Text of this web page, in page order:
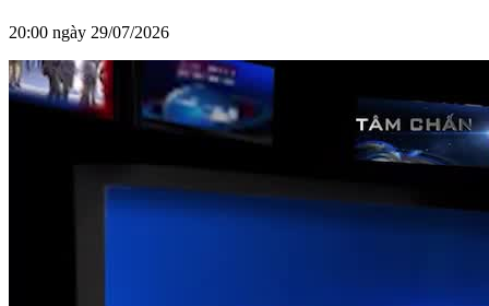
20:00 ngày 29/07/2026